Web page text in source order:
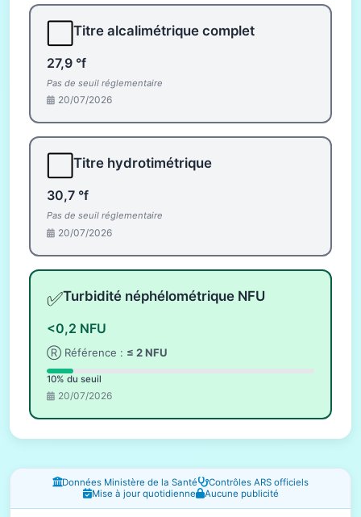
Titre alcalimétrique complet
27,9 °f
Pas de seuil réglementaire
20/07/2026
Titre hydrotimétrique
30,7 °f
Pas de seuil réglementaire
20/07/2026
✅Turbidité néphélométrique NFU
<0,2 NFU
Ⓡ Référence : ≤ 2 NFU
10% du seuil
20/07/2026
Fenêtres d'information
Données Ministère de la Santé
Contrôles ARS officiels
Mise à jour quotidienne
Aucune publicité